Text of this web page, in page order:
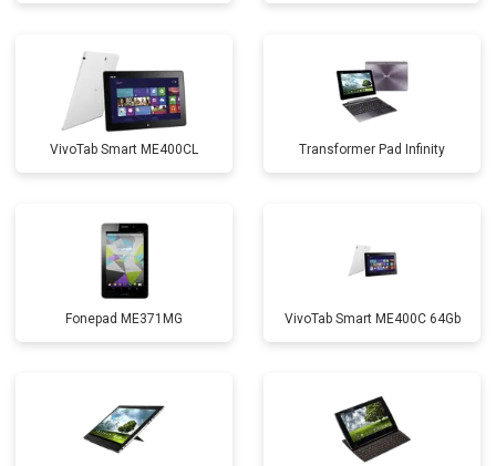
VivoTab Smart ME400CL Transformer Pad Infinity
Fonepad ME371MG VivoTab Smart ME400C 64Gb